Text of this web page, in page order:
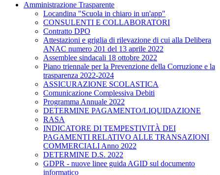
Amministrazione Trasparente
Locandina "Scuola in chiaro in un'app"
CONSULENTI E COLLABORATORI
Contratto DPO
Attestazioni e griglia di rilevazione di cui alla Delibera
ANAC numero 201 del 13 aprile 2022
Assemblee sindacali 18 ottobre 2022
Piano triennale per la Prevenzione della Corruzione e la
trasparenza 2022-2024
ASSICURAZIONE SCOLASTICA
Comunicazione Complessiva Debiti
Programma Annuale 2022
DETERMINE PAGAMENTO/LIQUIDAZIONE
RASA
INDICATORE DI TEMPESTIVITÀ DEI
PAGAMENTI RELATIVO ALLE TRANSAZIONI
COMMERCIALI Anno 2022
DETERMINE D.S. 2022
GDPR - nuove linee guida AGID sul documento
informatico